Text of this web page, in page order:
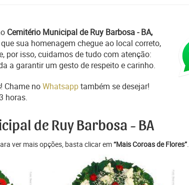
Cemitério Municipal de Ruy Barbosa - BA,
sua homenagem chegue ao local correto,
por isso, cuidamos de tudo com atenção:
a garantir um gesto de respeito e carinho.
! Chame noWhatsapptambém se desejar!
horas.
de Ruy Barbosa - BA
ver mais opções, basta clicar em“Mais Coroas de Flores”.